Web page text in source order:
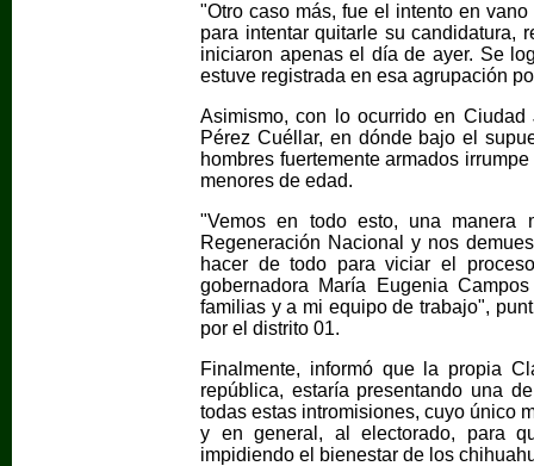
"Otro caso más, fue el intento en
para intentar quitarle su candidatura,
iniciaron apenas el día de ayer. Se
estuve registrada en esa agrupación
Asimismo, con lo ocurrido en
Pérez Cuéllar, en dónde bajo el
hombres fuertemente armados
menores de edad.
"Vemos en todo esto, una manera
Regeneración Nacional y nos
hacer de todo para viciar el
gobernadora María Eugenia
familias y a mi equipo de trabajo",
por el distrito 01.
Finalmente, informó que la propia
república, estaría presentando una
todas estas intromisiones, cuyo único
y en general, al electorado, para
impidiendo el bienestar de los